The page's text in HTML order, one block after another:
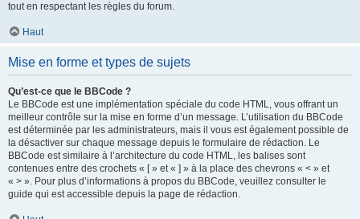
tout en respectant les règles du forum.
Haut
Mise en forme et types de sujets
Qu’est-ce que le BBCode ?
Le BBCode est une implémentation spéciale du code HTML, vous offrant un
meilleur contrôle sur la mise en forme d’un message. L’utilisation du BBCode
est déterminée par les administrateurs, mais il vous est également possible de
la désactiver sur chaque message depuis le formulaire de rédaction. Le
BBCode est similaire à l’architecture du code HTML, les balises sont
contenues entre des crochets « [ » et « ] » à la place des chevrons « < » et
« > ». Pour plus d’informations à propos du BBCode, veuillez consulter le
guide qui est accessible depuis la page de rédaction.